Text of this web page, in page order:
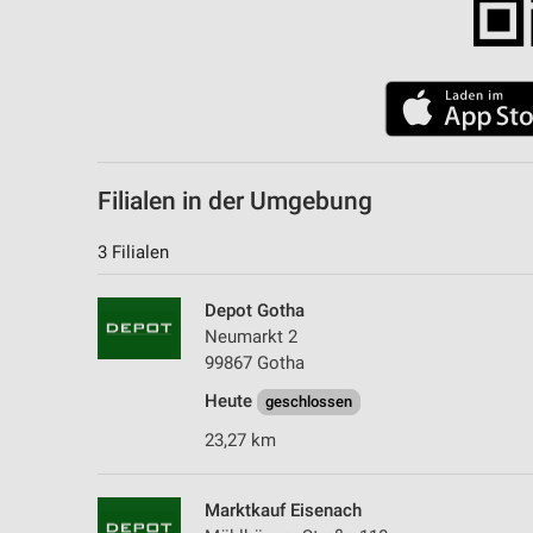
Filialen in der Umgebung
3 Filialen
Depot Gotha
Neumarkt 2
99867 Gotha
Heute
geschlossen
23,27 km
Marktkauf Eisenach